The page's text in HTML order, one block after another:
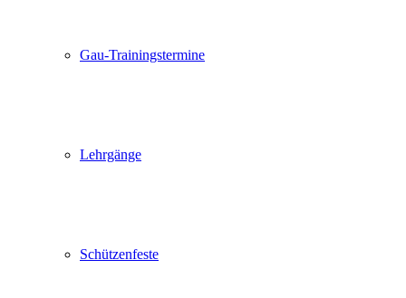
Gau-Trainingstermine
Lehrgänge
Schützenfeste